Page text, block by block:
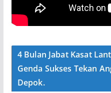
4 Bulan Jabat Kasat
Genda Sukses Tekan
Depok.